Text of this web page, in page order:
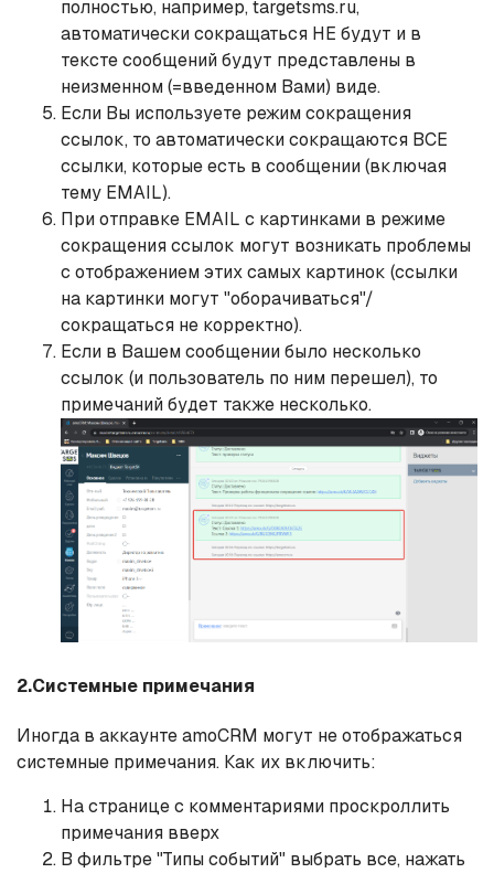
полностью, например, targetsms.ru,
автоматически сокращаться НЕ будут и в
тексте сообщений будут представлены в
неизменном (=введенном Вами) виде.
Если Вы используете режим сокращения
ссылок, то автоматически сокращаются ВСЕ
ссылки, которые есть в сообщении (включая
тему EMAIL).
При отправке EMAIL с картинками в режиме
сокращения ссылок могут возникать проблемы
с отображением этих самых картинок (ссылки
на картинки могут "оборачиваться"/
сокращаться не корректно).
Если в Вашем сообщении было несколько
ссылок (и пользователь по ним перешел), то
примечаний будет также несколько.
2.Системные примечания
Иногда в аккаунте amoCRM могут не отображаться
системные примечания. Как их включить:
На странице с комментариями проскроллить
примечания вверх
В фильтре "Типы событий" выбрать все, нажать